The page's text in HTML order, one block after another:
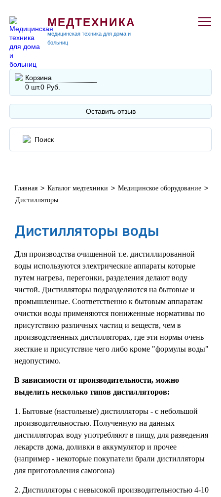
МЕДТЕХНИКА
медицинская техника для дома и
больниц
Корзина
0 шт.0 Руб.
Оставить отзыв
Главная > Каталог медтехники > Медицинское оборудование >
Дистилляторы
Дистилляторы воды
Для производства очищенной т.е. дистиллированной
воды используются электрические аппараты которые
путем нагрева, перегонки, разделения делают воду
чистой. Дистилляторы подразделяются на бытовые и
промышленные. Соответственно к бытовым аппаратам
очистки воды применяются пониженные нормативы по
присутствию различных частиц и веществ, чем в
производственных дистилляторах, где эти нормы очень
жесткие и присутствие чего либо кроме "формулы воды"
недопустимо.
В зависимости от производительности, можно
выделить несколько типов дистилляторов:
1. Бытовые (настольные) дистилляторы - с небольшой
производительностью. Полученную на данных
дистилляторах воду употребляют в пищу, для разведения
лекарств дома, доливки в аккумулятор и прочее
(например - некоторые покупатели брали дистилляторы
для приготовления самогона)
2. Дистилляторы с невысокой производительностью 4-10